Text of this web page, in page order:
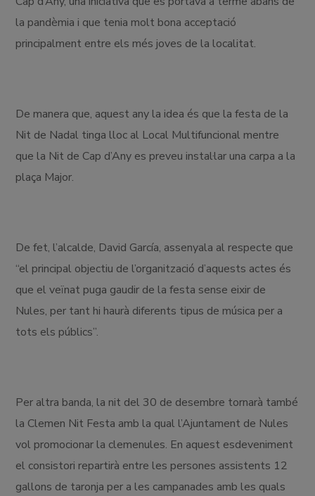
la pandèmia i que tenia molt bona acceptació
principalment entre els més joves de la localitat.
De manera que, aquest any la idea és que la festa de la
Nit de Nadal tinga lloc al Local Multifuncional mentre
que la Nit de Cap d’Any es preveu instal·lar una carpa a la
plaça Major.
De fet, l’alcalde, David García, assenyala al respecte que
“el principal objectiu de l’organització d’aquests actes és
que el veïnat puga gaudir de la festa sense eixir de
Nules, per tant hi haurà diferents tipus de música per a
tots els públics”.
Per altra banda, la nit del 30 de desembre tornarà també
la Clemen Nit Festa amb la qual l’Ajuntament de Nules
vol promocionar la clemenules. En aquest esdeveniment
el consistori repartirà entre les persones assistents 12
gallons de taronja per a les campanades amb les quals